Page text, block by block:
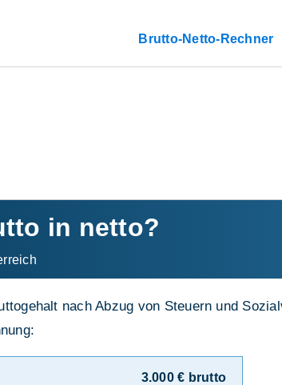
Brutto-Netto-Rechner
in netto?
nach Abzug von Steuern und
3.000 € brutto